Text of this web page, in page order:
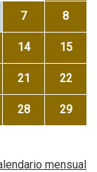
7 8
14 15
21 22
28 29
mensual